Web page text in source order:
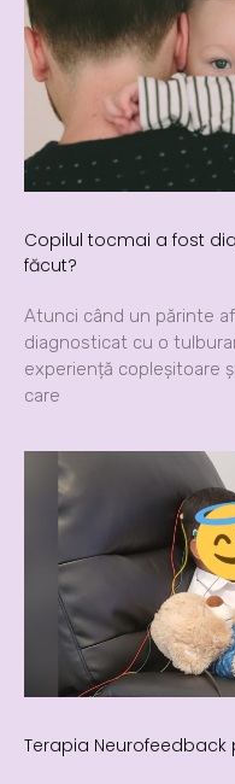
Copilul tocmai a fost
făcut?
Atunci când un părinte
diagnosticat cu o
experiență copleșitoare
care
Terapia